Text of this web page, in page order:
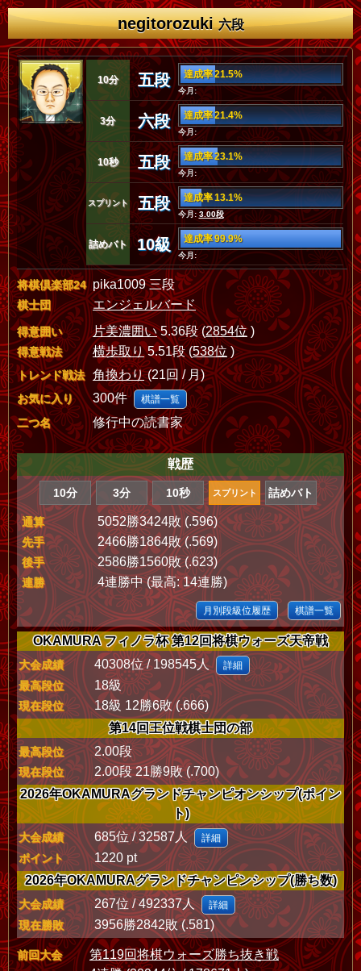
negitorozuki六段
10分 五段 達成率 21.5%
今月:
3分 六段 達成率 21.4%
今月:
10秒 五段 達成率 23.1%
今月:
スプリント 五段 達成率 13.1%
今月:3.00段
詰めバト 10級 達成率 99.9%
今月:
将棋倶楽部24 pika1009 三段
棋士団 エンジェルバード
得意囲い 片美濃囲い5.36段 (2854位)
得意戦法 横歩取り5.51段 (538位)
トレンド戦法 角換わり(21回 / 月)
お気に入り 300件 棋譜一覧
二つ名 修行中の読書家
戦歴
10分 3分 10秒 スプリント 詰めバト
通算 5052勝3424敗 (.596)
先手 2466勝1864敗 (.569)
後手 2586勝1560敗 (.623)
連勝 4連勝中 (最高: 14連勝)
月別段級位履歴 棋譜一覧
OKAMURA フィノラ杯 第12回将棋ウォーズ天帝戦
大会成績 40308位 / 198545人 詳細
最高段位 18級
現在段位
18級 12勝6敗 (.666)
第14回王位戦棋士団の部
最高段位 2.00段
現在段位
2.00段 21勝9敗 (.700)
2026年OKAMURAグランドチャンピオンシップ(ポイン
ト)
大会成績 685位 / 32587人 詳細
ポイント
1220 pt
2026年OKAMURAグランドチャンピンシップ(勝ち数)
大会成績 267位 / 492337人 詳細
現在勝敗 3956勝2842敗 (.581)
前回大会
第119回将棋ウォーズ勝ち抜き戦